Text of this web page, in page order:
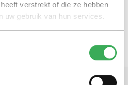
verstrekt of die ze hebben
uw gebruik van hun services.
oktober 2018